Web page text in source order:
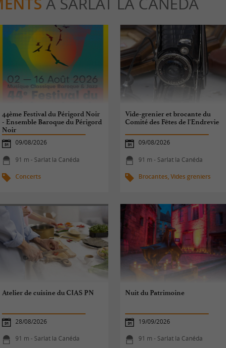
44ème Festival du Périgord Noir
- Ensemble Baroque du Périgord
Noir
09/08/2026
91 m - Sarlat la Canéda
Concerts
Vide-grenier et brocante du
Comité des Fêtes de l'Endrevie
09/08/2026
91 m - Sarlat la Canéda
Brocantes, Vides greniers
Atelier de cuisine du CIAS PN
28/08/2026
91 m - Sarlat la Canéda
Nuit du Patrimoine
19/09/2026
91 m - Sarlat la Canéda